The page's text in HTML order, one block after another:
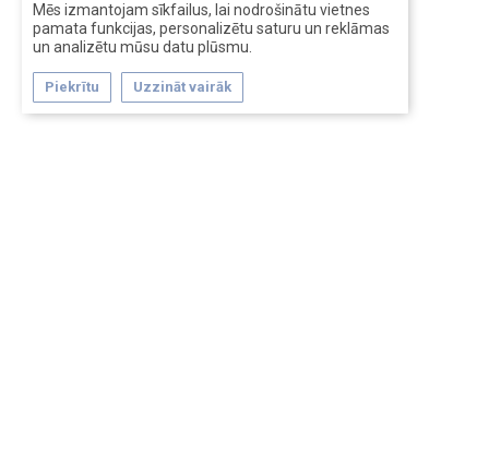
Mēs izmantojam sīkfailus, lai nodrošinātu vietnes
pamata funkcijas, personalizētu saturu un reklāmas
un analizētu mūsu datu plūsmu.
Piekrītu Uzzināt vairāk